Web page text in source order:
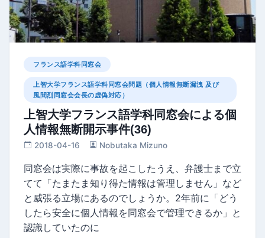
フランス語学科同窓会
上智大学フランス語学科同窓会問題（個人情報無断漏洩 及び
風間烈同窓会会長の虚偽対応）
上智大学フランス語学科同窓会による個
人情報無断開示事件(36)
2018-04-16 Nobutaka Mizuno
同窓会は実際に事故を起こしたうえ、弁護士まで立
てて「たまたま知り得た情報は管理しません」など
と威張る立場にあるのでしょうか。2年前に「どう
したら安全に個人情報を同窓会で管理できるか」と
認識していたのに